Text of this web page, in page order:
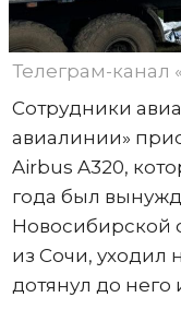
Телеграм-канал
Сотрудники
авиалинии»
Airbus A320,
года был
Новосибирской
из Сочи, уходил
дотянул до него